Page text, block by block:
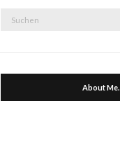
About Me.